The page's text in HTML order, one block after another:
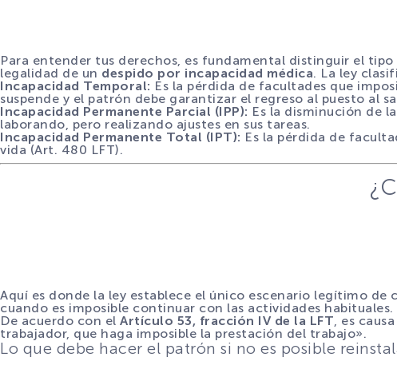
Para entender tus derechos, es fundamental distinguir el
legalidad de un despido por incapacidad médica. La ley
Incapacidad Temporal: Es la pérdida de facultades que
suspende y el patrón debe garantizar el regreso al puesto al
Incapacidad Permanente Parcial (IPP): Es la disminución de
laborando, pero realizando ajustes en sus tareas.
Incapacidad Permanente Total (IPT): Es la pérdida de
vida (Art. 480 LFT).
Aquí es donde la ley establece el único escenario legítimo
cuando es imposible continuar con las actividades habituales.
De acuerdo con el Artículo 53, fracción IV de la LFT, es
trabajador, que haga imposible la prestación del trabajo».
Lo que debe hacer el patrón si no es posible